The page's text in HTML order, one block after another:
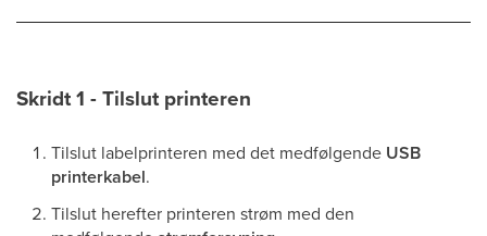
Skridt 1 - Tilslut printeren
Tilslut labelprinteren med det medfølgende USB
printerkabel.
Tilslut herefter printeren strøm med den